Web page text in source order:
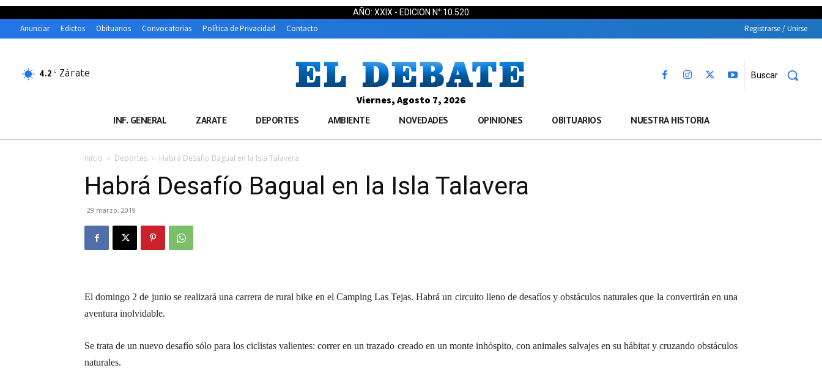
AÑO: XXIX - EDICION N°:10.520
Anunciar Edictos Obituarios Convocatorias Política de Privacidad Contacto Registrarse / Unirse
4.2 C Zárate Buscar
Viernes, Agosto 7, 2026
INF. GENERAL ZARATE DEPORTES AMBIENTE NOVEDADES OPINIONES OBITUARIOS NUESTRA HISTORIA
Inicio Deportes Habrá Desafío Bagual en la Isla Talavera
Habrá Desafío Bagual en la Isla Talavera
29 marzo, 2019
El domingo 2 de junio se realizará una carrera de rural bike en el Camping Las Tejas. Habrá un circuito lleno de desafíos y obstáculos naturales que la convertirán en una
aventura inolvidable.
Se trata de un nuevo desafío sólo para los ciclistas valientes: correr en un trazado creado en un monte inhóspito, con animales salvajes en su hábitat y cruzando obstáculos
naturales.